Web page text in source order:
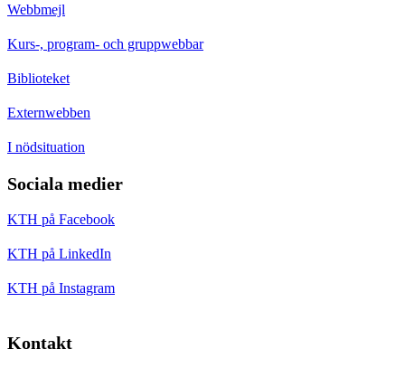
Webbmejl
Kurs-, program- och gruppwebbar
Biblioteket
Externwebben
I nödsituation
Sociala medier
KTH på Facebook
KTH på LinkedIn
KTH på Instagram
Kontakt